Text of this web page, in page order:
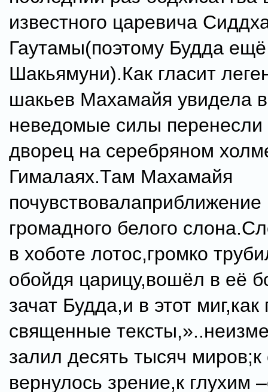
известного царевича
Гаутамы(поэтому Будда ещё
Шакьямуни).Как гласит
шакьев Махамайя увидела
неведомые силы перенесли
дворец на серебряном
Гималаях.Там Махамайя
громадного белого
в хоботе лотос,громко
обойдя царицу,вошёл в её
зачат Будда,и в этот миг,как
священные
залил десять тысяч
вернулось зрение,к глухим